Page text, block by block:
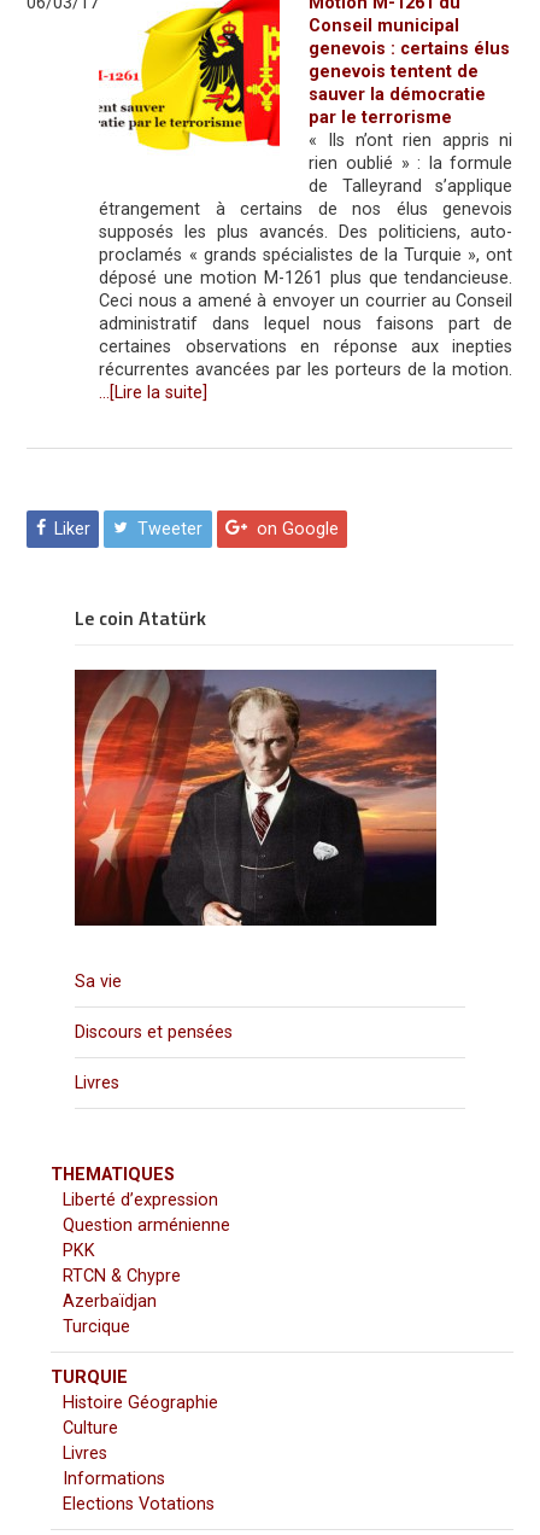
Conseil municipal
genevois : certains élus
genevois tentent de
sauver la démocratie
par le terrorisme
« Ils n’ont rien appris ni
rien oublié » : la formule
de Talleyrand s’applique
étrangement à certains de nos élus genevois
supposés les plus avancés. Des politiciens, auto-
proclamés « grands spécialistes de la Turquie », ont
déposé une motion M-1261 plus que tendancieuse.
Ceci nous a amené à envoyer un courrier au Conseil
administratif dans lequel nous faisons part de
certaines observations en réponse aux inepties
récurrentes avancées par les porteurs de la motion.
…[Lire la suite]
Liker Tweeter on Google
Le coin Atatürk
Sa vie
Discours et pensées
Livres
THEMATIQUES
Liberté d’expression
Question arménienne
PKK
RTCN & Chypre
Azerbaïdjan
Turcique
TURQUIE
Histoire Géographie
Culture
Livres
Informations
Elections Votations